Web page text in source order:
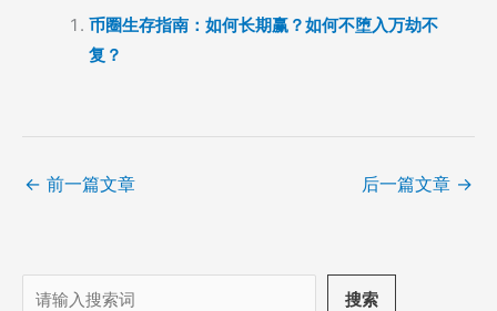
币圈生存指南：如何长期赢？如何不堕入万劫不
复？
← 前一篇文章 后一篇文章 →
搜
搜索